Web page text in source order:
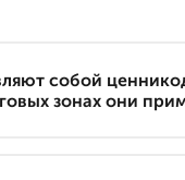
собой
зонах они